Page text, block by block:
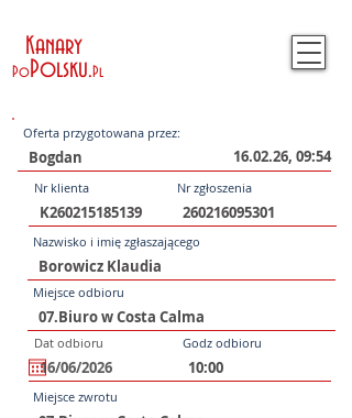
Kanary
PoPolsku.Pl
Oferta przygotowana przez:
16.02.26, 09:54
Nr klienta Nr zgłoszenia
Nazwisko i imię zgłaszającego
Miejsce odbioru
Dat odbioru Godz odbioru
Miejsce zwrotu